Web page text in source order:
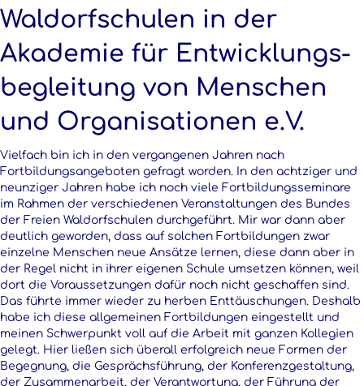
Waldorfschulen in der
Akademie für Entwicklungs­
begleitung von Menschen
und Organisationen e.V.
Vielfach bin ich in den vergangenen Jahren nach
Fortbildungsangeboten gefragt worden. In den achtziger und
neunziger Jahren habe ich noch viele Fortbildungsseminare
im Rahmen der verschiedenen Veranstaltungen des Bundes
der Freien Waldorfschulen durchgeführt. Mir war dann aber
deutlich geworden, dass auf solchen Fortbildungen zwar
einzelne Menschen neue Ansätze lernen, diese dann aber in
der Regel nicht in ihrer eigenen Schule umsetzen können, weil
dort die Voraussetzungen dafür noch nicht geschaffen sind.
Das führte immer wieder zu herben Enttäuschungen. Deshalb
habe ich diese allgemeinen Fortbildungen eingestellt und
meinen Schwerpunkt voll auf die Arbeit mit ganzen Kollegien
gelegt. Hier ließen sich überall erfolgreich neue Formen der
Begegnung, die Gesprächsführung, der Konferenzgestaltung,
der Zusammenarbeit, der Verantwortung, der Führung der